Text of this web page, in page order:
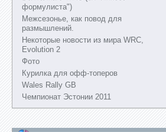
формулиста")
Межсезонье, как повод для
размышлений.
Некоторые новости из мира WRC,
Evolution 2
Фото
Курилка для офф-топеров
Wales Rally GB
Чемпионат Эстонии 2011